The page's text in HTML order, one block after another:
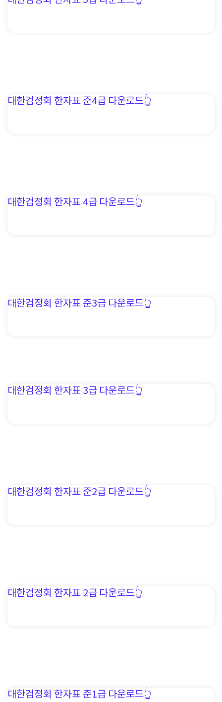
대한검정회 한자표 준4급 다운로드👆️
대한검정회 한자표 4급 다운로드👆️
대한검정회 한자표 준3급 다운로드👆️
대한검정회 한자표 3급 다운로드👆️
대한검정회 한자표 준2급 다운로드👆️
대한검정회 한자표 2급 다운로드👆️
대한검정회 한자표 준1급 다운로드👆️